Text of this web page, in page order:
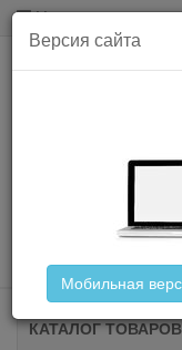
Меню
КАТАЛОГ ТОВАРОВ
Версия сайта
Мобильная